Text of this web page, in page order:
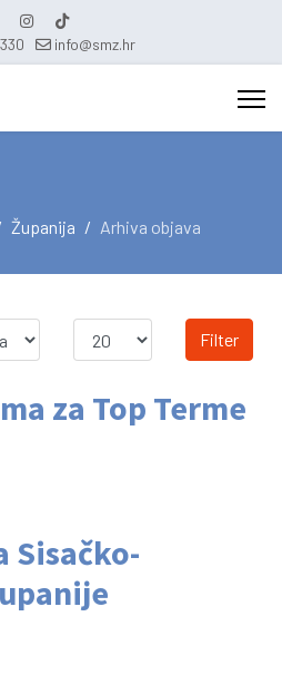
info@smz.hr
Županija Arhiva objava
Filter
za Top Terme
Sisačko-